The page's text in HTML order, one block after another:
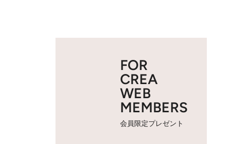
FOR
CREA
WEB
MEMBERS
会員限定プレゼント